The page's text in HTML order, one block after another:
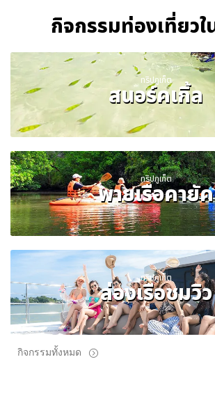
กิจกรรมท่องเที่ยวใ
ทริปภูเก็ต
สนอร์คเกิ้ล
ทริปภูเก็ต
พายเรือคายัค
ทริปภูเก็ต
ล่องเรือชมวิว
กิจกรรมทั้งหมด